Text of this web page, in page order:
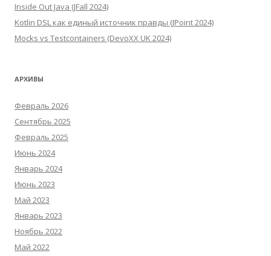
Inside Out Java (JFall 2024)
Kotlin DSL как единый источник правды (JPoint 2024)
Mocks vs Testcontainers (DevoXX UK 2024)
АРХИВЫ
Февраль 2026
Сентябрь 2025
Февраль 2025
Июнь 2024
Январь 2024
Июнь 2023
Май 2023
Январь 2023
Ноябрь 2022
Май 2022